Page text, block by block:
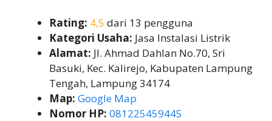
Rating: 4,5 dari 13 pengguna
Kategori Usaha: Jasa Instalasi Listrik
Alamat: Jl. Ahmad Dahlan No.70, Sri
Basuki, Kec. Kalirejo, Kabupaten Lampung
Tengah, Lampung 34174
Map: Google Map
Nomor HP: 081225459445